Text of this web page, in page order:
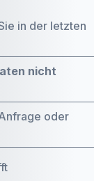
in der letzten
nicht
oder